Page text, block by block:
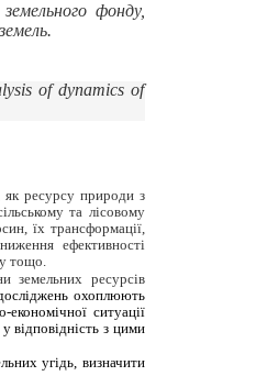
фонду,
of dynamics of
як ресурсу природи з
та лісовому
їх трансформації,
ефективності
тощо.
земельних ресурсів
охоплюють
ситуації
відповідність з цими
угідь, визначити